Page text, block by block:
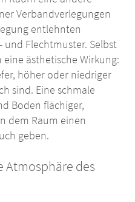
Verbandverlegungen
entlehnten
und Flechtmuster. Selbst
ästhetische Wirkung:
höher oder niedriger
sind. Eine schmale
Boden flächiger,
dem Raum einen
geben.
Atmosphäre des